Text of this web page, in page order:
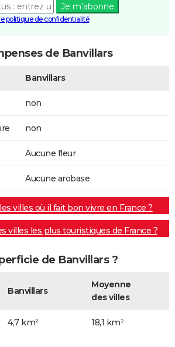
Je m'abonne
politique de confidentialité
de Banvillars
Banvillars
non
non
Aucune fleur
Aucune arobase
villes où il fait bon vivre en France ?
villes les plus touristiques de France ?
de Banvillars ?
Banvillars
Moyenne
des villes
4,7 km² 18,1 km²